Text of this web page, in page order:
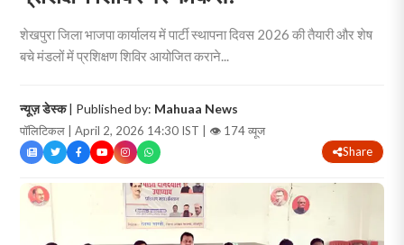
शेखपुरा जिला भाजपा कार्यालय में पार्टी स्थापना दिवस 2026 की तैयारी और शेष
बचे मंडलों में प्रशिक्षण शिविर आयोजित कराने...
न्यूज़ डेस्क| Published by: Mahuaa News
पॉलिटिकल | April 2, 2026 14:30 IST | 👁 174 व्यूज
Share